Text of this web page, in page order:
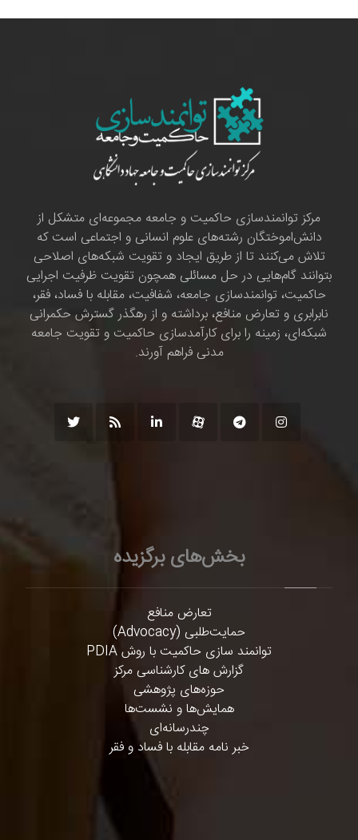
مرکز توانمندسازی حاکمیت و جامعه مجموعه‌ای متشکل از
دانش‌اموختگان رشته‌های علوم انسانی و اجتماعی است که
تلاش می‌کنند تا از طریق ایجاد و تقویت شبکه‌های اصلاحی
بتوانند گام‌هایی در حل مسائلی همچون تقویت ظرفیت اجرایی
حاکمیت، توانمندسازی جامعه، شفافیت، مقابله با فساد، فقر،
نابرابری و تعارض منافع، برداشته و از رهگذر گسترش حکمرانی
شبکه‌ای، زمینه را برای کارآمدسازی حاکمیت و تقویت جامعه
مدنی فراهم آورند.
بخش‌های برگزیده
تعارض منافع
حمایت‌طلبی (Advocacy)
توانمند سازی حاکمیت با روش PDIA
گزارش های کارشناسی مرکز
حوزه‌های پژوهشی
همایش‌ها و نشست‌ها
چندرسانه‌ای
خبر نامه مقابله با فساد و فقر